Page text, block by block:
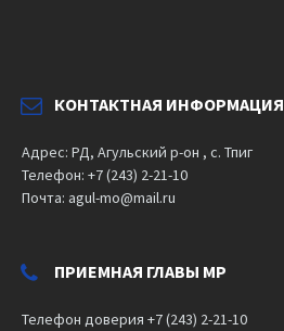
КОНТАКТНАЯ ИНФОРМАЦИЯ
Адрес: РД, Агульский р-он , с. Тпиг
Телефон: +7 (243) 2-21-10
Почта: agul-mo@mail.ru
ПРИЕМНАЯ ГЛАВЫ МР
Телефон доверия +7 (243) 2-21-10